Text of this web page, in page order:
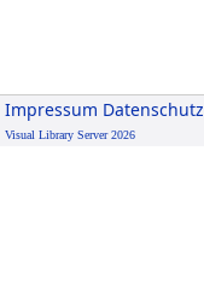
Impressum Datenschutz
Visual Library Server 2026